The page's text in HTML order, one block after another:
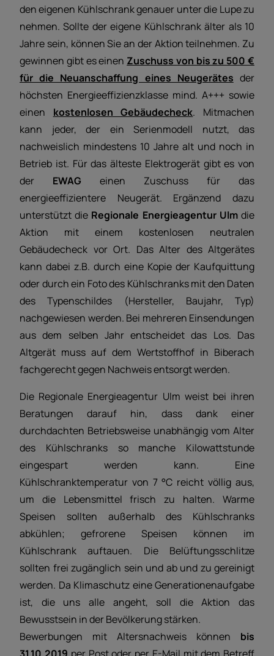
den eigenen Kühlschrank genauer unter die Lupe zu
nehmen. Sollte der eigene Kühlschrank älter als 10
Jahre sein, können Sie an der Aktion teilnehmen. Zu
gewinnen gibt es einen Zuschuss von bis zu 500 €
für die Neuanschaffung eines Neugerätes der
höchsten Energieeffizienzklasse mind. A+++ sowie
einen kostenlosen Gebäudecheck. Mitmachen
kann jeder, der ein Serienmodell nutzt, das
nachweislich mindestens 10 Jahre alt und noch in
Betrieb ist. Für das älteste Elektrogerät gibt es von
der EWAG einen Zuschuss für das
energieeffizientere Neugerät. Ergänzend dazu
unterstützt die Regionale Energieagentur Ulmdie
Aktion mit einem kostenlosen neutralen
Gebäudecheck vor Ort. Das Alter des Altgerätes
kann dabei z.B. durch eine Kopie der Kaufquittung
oder durch ein Foto des Kühlschranks mit den Daten
des Typenschildes (Hersteller, Baujahr, Typ)
nachgewiesen werden. Bei mehreren Einsendungen
aus dem selben Jahr entscheidet das Los. Das
Altgerät muss auf dem Wertstoffhof in Biberach
fachgerecht gegen Nachweis entsorgt werden.
Die Regionale Energieagentur Ulm weist bei ihren
Beratungen darauf hin, dass dank einer
durchdachten Betriebsweise unabhängig vom Alter
des Kühlschranks so manche Kilowattstunde
eingespart werden kann. Eine
Kühlschranktemperatur von 7 °C reicht völlig aus,
um die Lebensmittel frisch zu halten. Warme
Speisen sollten außerhalb des Kühlschranks
abkühlen; gefrorene Speisen können im
Kühlschrank auftauen. Die Belüftungsschlitze
sollten frei zugänglich sein und ab und zu gereinigt
werden. Da Klimaschutz eine Generationenaufgabe
ist, die uns alle angeht, soll die Aktion das
Bewusstsein in der Bevölkerung stärken.
Bewerbungen mit Altersnachweis können bis